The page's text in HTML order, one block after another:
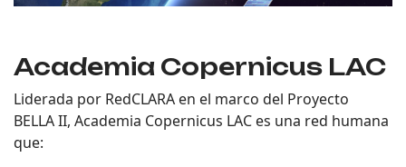
Academia Copernicus LAC
Liderada por RedCLARA en el marco del Proyecto
BELLA II, Academia Copernicus LAC es una red humana
que: